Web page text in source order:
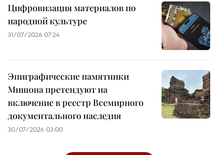
Цифровизация материалов по
народной культуре
31/07/2026 07:24
Эпиграфические памятники
Мишона претендуют на
включение в реестр Всемирного
документального наследия
30/07/2026 03:00